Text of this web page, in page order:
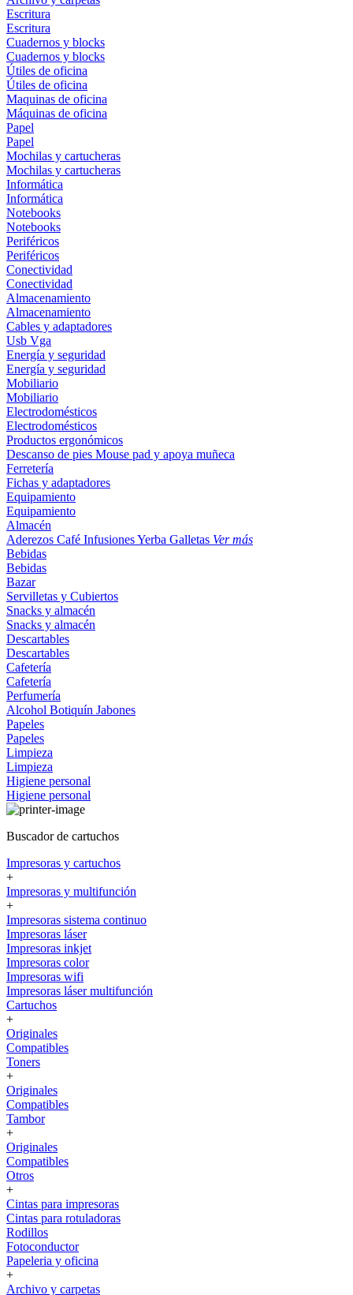
Escritura
Escritura
Cuadernos y blocks
Cuadernos y blocks
Útiles de oficina
Útiles de oficina
Maquinas de oficina
Máquinas de oficina
Papel
Papel
Mochilas y cartucheras
Mochilas y cartucheras
Informática
Informática
Notebooks
Notebooks
Periféricos
Periféricos
Conectividad
Conectividad
Almacenamiento
Almacenamiento
Cables y adaptadores
Usb Vga
Energía y seguridad
Energía y seguridad
Mobiliario
Mobiliario
Electrodomésticos
Electrodomésticos
Productos ergonómicos
Descanso de pies Mouse pad y apoya muñeca
Ferretería
Fichas y adaptadores
Equipamiento
Equipamiento
Almacén
Aderezos Café InfusionesYerba Galletas Ver más
Bebidas
Bebidas
Bazar
Servilletas y Cubiertos
Snacks y almacén
Snacks y almacén
Descartables
Descartables
Cafetería
Cafetería
Perfumería
Alcohol Botiquín Jabones
Papeles
Papeles
Limpieza
Limpieza
Higiene personal
Higiene personal
Buscador de cartuchos
Impresoras y cartuchos
+
Impresoras y multifunción
+
Impresoras sistema continuo
Impresoras láser
Impresoras inkjet
Impresoras color
Impresoras wifi
Impresoras láser multifunción
Cartuchos
+
Originales
Compatibles
Toners
+
Originales
Compatibles
Tambor
+
Originales
Compatibles
Otros
+
Cintas para impresoras
Cintas para rotuladoras
Rodillos
Fotoconductor
Papeleria y oficina
+
Archivo y carpetas